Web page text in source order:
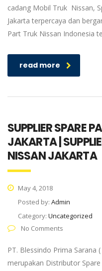
cadang Mobil Truk Nissan,
Jakarta terpercaya dan
Part Truk Nissan Indonesia
read more
SUPPLIER SPARE
JAKARTA |
NISSAN JAKARTA
May 4, 2018
Posted by: Admin
Category: Uncategorized
No Comments
PT. Blessindo Prima Sarana
merupakan Distributor